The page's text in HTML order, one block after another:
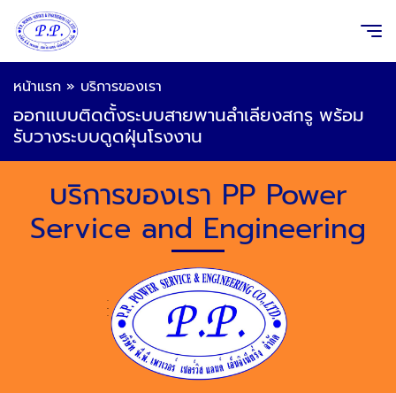
หน้าแรก » บริการของเรา
ออกแบบติดตั้งระบบสายพานลำเลียงสกรู พร้อม
รับวางระบบดูดฝุ่นโรงงาน
บริการของเรา PP Power
Service and Engineering